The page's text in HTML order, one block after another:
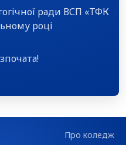
ради ВСП «ТФК
році
Про коледж